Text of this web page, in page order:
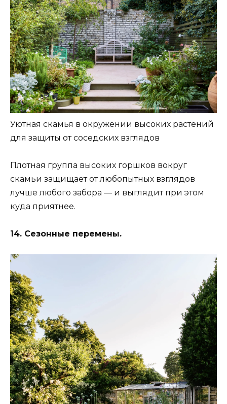
Уютная скамья в окружении высоких растений
для защиты от соседских взглядов
Плотная группа высоких горшков вокруг
скамьи защищает от любопытных взглядов
лучше любого забора — и выглядит при этом
куда приятнее.
14. Сезонные перемены.